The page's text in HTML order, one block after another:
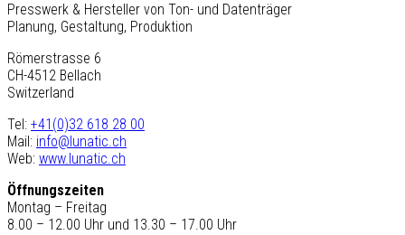
Presswerk & Hersteller von Ton- und Datenträger
Planung, Gestaltung, Produktion
Römerstrasse 6
CH-4512 Bellach
Switzerland
Tel: +41(0)32 618 28 00
Mail: info@lunatic.ch
Web: www.lunatic.ch
Öffnungszeiten
Montag – Freitag
8.00 – 12.00 Uhr und 13.30 – 17.00 Uhr